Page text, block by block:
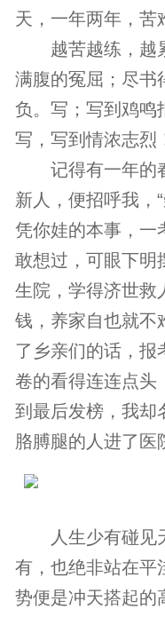
天，一年两年，
越苦越练，越
满腹的冤屈；尽书
负。写；写到鸡鸣
写，写到情浓志烈
记得有一年的
新人，便招呼我，
凭你娃的本事，
敢想过，可眼下明
生院，学得济世救
钱，养家自也就不
了乡亲们的话，报
卷的看得连连点头
到最后发榜，我却
胳膊腿的人进了医
人生少有碰见
有，也绝非站在平
势便是冲天搭起的